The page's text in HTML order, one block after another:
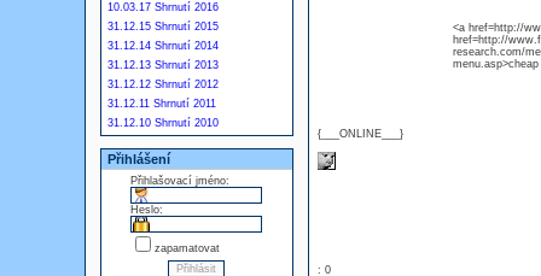
10.03.17 Shrnutí 2016
31.12.15 Shrnutí 2015
31.12.14 Shrnutí 2014
31.12.13 Shrnutí 2013
31.12.12 Shrnutí 2012
31.12.11 Shrnutí 2011
31.12.10 Shrnutí 2010
Přihlášení
Přihlašovací jméno:
Heslo:
zapamatovat
{___ONLINE___}
<a href=http://
href=http://
research.com/
: 0